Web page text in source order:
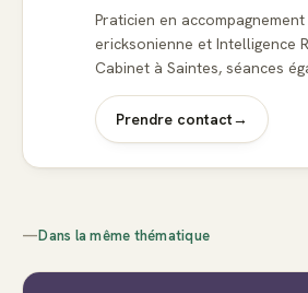
Praticien en
ericksonienne et Intelligence
Cabinet à Saintes, séances
Prendre contact→
—Dans la même thématique